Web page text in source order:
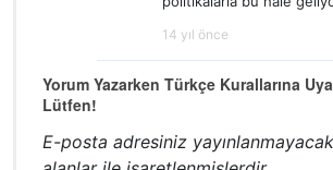
14 yıl önce
Yorum Yazarken Türkçe Kurallarına
Lütfen!
E-posta adresiniz